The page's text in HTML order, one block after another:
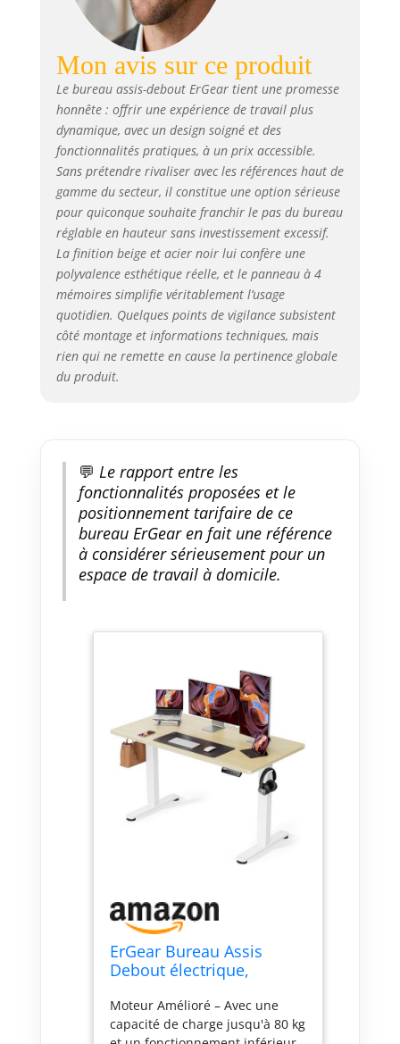
Mon avis sur ce produit
Le bureau assis-debout ErGear tient une promesse
honnête : offrir une expérience de travail plus
dynamique, avec un design soigné et des
fonctionnalités pratiques, à un prix accessible.
Sans prétendre rivaliser avec les références haut de
gamme du secteur, il constitue une option sérieuse
pour quiconque souhaite franchir le pas du bureau
réglable en hauteur sans investissement excessif.
La finition beige et acier noir lui confère une
polyvalence esthétique réelle, et le panneau à 4
mémoires simplifie véritablement l’usage
quotidien. Quelques points de vigilance subsistent
côté montage et informations techniques, mais
rien qui ne remette en cause la pertinence globale
du produit.
💬 Le rapport entre les
fonctionnalités proposées et le
positionnement tarifaire de ce
bureau ErGear en fait une référence
à considérer sérieusement pour un
espace de travail à domicile.
ErGear Bureau Assis
Debout électrique,
Moteur Amélioré – Avec une
capacité de charge jusqu'à 80 kg